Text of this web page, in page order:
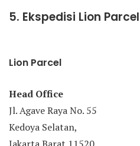
5. Ekspedisi Lion Parcel
Lion Parcel
Head Office
Jl. Agave Raya No. 55
Kedoya Selatan,